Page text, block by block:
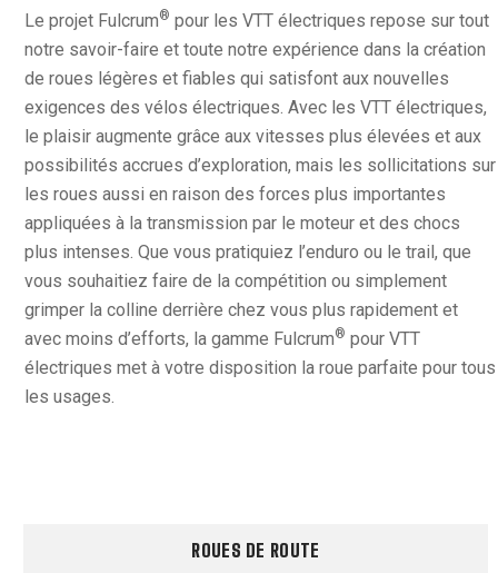
Le projet Fulcrum® pour les VTT électriques repose sur tout
notre savoir-faire et toute notre expérience dans la création
de roues légères et fiables qui satisfont aux nouvelles
exigences des vélos électriques. Avec les VTT électriques,
le plaisir augmente grâce aux vitesses plus élevées et aux
possibilités accrues d’exploration, mais les sollicitations sur
les roues aussi en raison des forces plus importantes
appliquées à la transmission par le moteur et des chocs
plus intenses. Que vous pratiquiez l’enduro ou le trail, que
vous souhaitiez faire de la compétition ou simplement
grimper la colline derrière chez vous plus rapidement et
avec moins d’efforts, la gamme Fulcrum® pour VTT
électriques met à votre disposition la roue parfaite pour tous
les usages.
ROUES DE ROUTE